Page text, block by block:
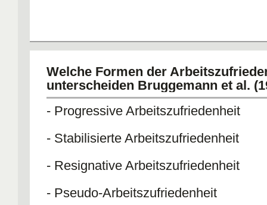
Welche Formen der
unterscheiden Bruggemann et al.
- Progressive Arbeitszufriedenheit
- Stabilisierte Arbeitszufriedenheit
- Resignative Arbeitszufriedenheit
- Pseudo-Arbeitszufriedenheit